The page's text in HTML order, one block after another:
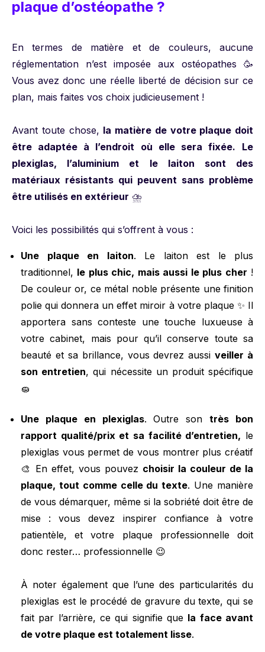
plaque d’ostéopathe ?
En termes de matière et de couleurs, aucune
réglementation n’est imposée aux ostéopathes 🥳
Vous avez donc une réelle liberté de décision sur ce
plan, mais faites vos choix judicieusement !
Avant toute chose, la matière de votre plaque doit
être adaptée à l’endroit où elle sera fixée.
Le
plexiglas, l’aluminium et le laiton sont des
matériaux résistants qui peuvent sans problème
être utilisés en extérieur ⛈️
Voici les possibilités qui s’offrent à vous :
Une plaque en laiton. Le laiton est le plus
traditionnel, le plus chic, mais aussi le plus cher !
De couleur or, ce métal noble présente une finition
polie qui donnera un effet miroir à votre plaque ✨ Il
apportera sans conteste une touche luxueuse à
votre cabinet, mais pour qu’il conserve toute sa
beauté et sa brillance, vous devrez aussiveiller à
son entretien, qui nécessite un produit spécifique
🧽
Une plaque en plexiglas. Outre sontrès bon
rapport qualité/prix et sa facilité d’entretien, le
plexiglas vous permet de vous montrer plus créatif
🎨 En effet, vous pouvez choisir la couleur de la
plaque, tout comme celle du texte. Une manière
de vous démarquer, même si la sobriété doit être de
mise : vous devez inspirer confiance à votre
patientèle, et votre plaque professionnelle doit
donc rester… professionnelle 😉
À noter également que l’une des particularités du
plexiglas est le procédé de gravure du texte, qui se
fait par l’arrière, ce qui signifie que la face avant
de votre plaque est totalement lisse.